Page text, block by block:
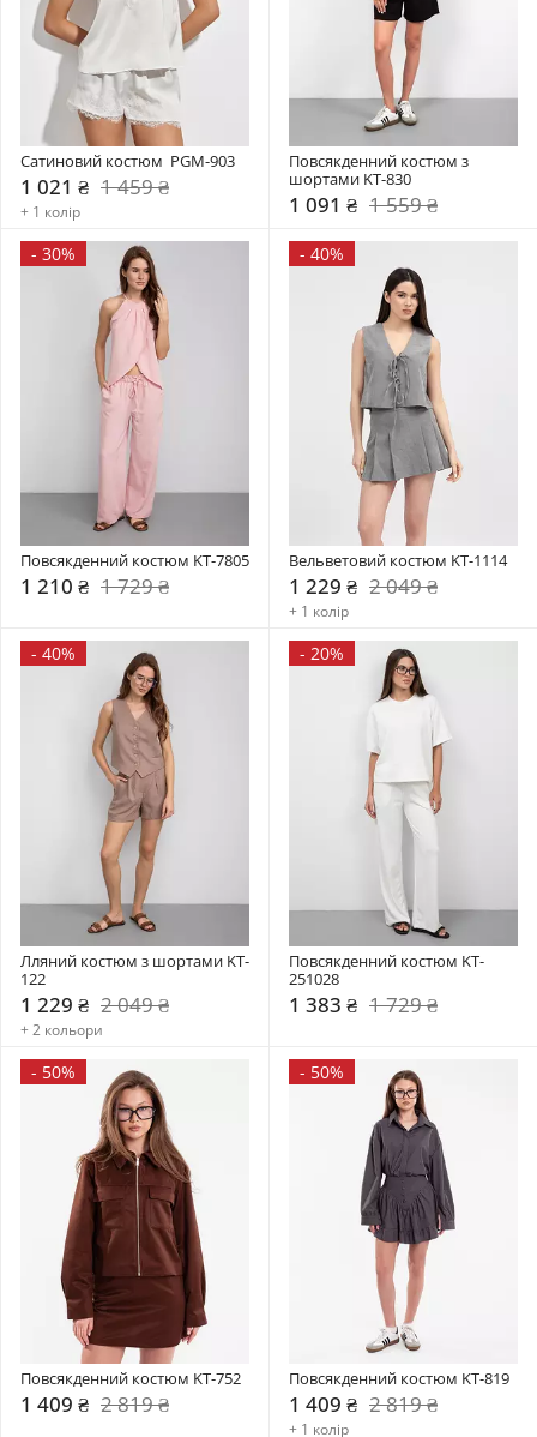
Сатиновий костюм  PGM-903
1 021 ₴ 1 459 ₴
+ 1 колір
Повсякденний костюм з
шортами KT-830
1 091 ₴ 1 559 ₴
- 30%
Повсякденний костюм KT-7805
1 210 ₴ 1 729 ₴
- 40%
Вельветовий костюм KT-1114
1 229 ₴ 2 049 ₴
+ 1 колір
- 40%
Лляний костюм з шортами KT-
122
1 229 ₴ 2 049 ₴
+ 2 кольори
- 20%
Повсякденний костюм KT-
251028
1 383 ₴ 1 729 ₴
- 50%
Повсякденний костюм KT-752
1 409 ₴ 2 819 ₴
- 50%
Повсякденний костюм KT-819
1 409 ₴ 2 819 ₴
+ 1 колір